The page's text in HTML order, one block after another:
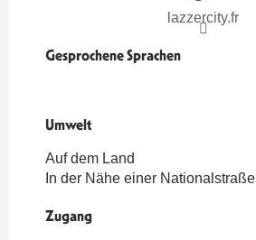
lazzercity.fr
Gesprochene Sprachen
Gesprochene Sprachen
Umwelt
Umwelt
Auf dem Land
In der Nähe einer Nationalstraße
Zugang
Zugang